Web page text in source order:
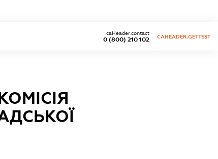
0 (800) 210 102
caHeader.contact
CAHEADER.GETTEST